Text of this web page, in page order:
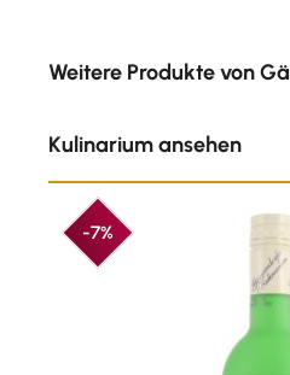
Weitere Produkte von
Kulinarium ansehen
-7%